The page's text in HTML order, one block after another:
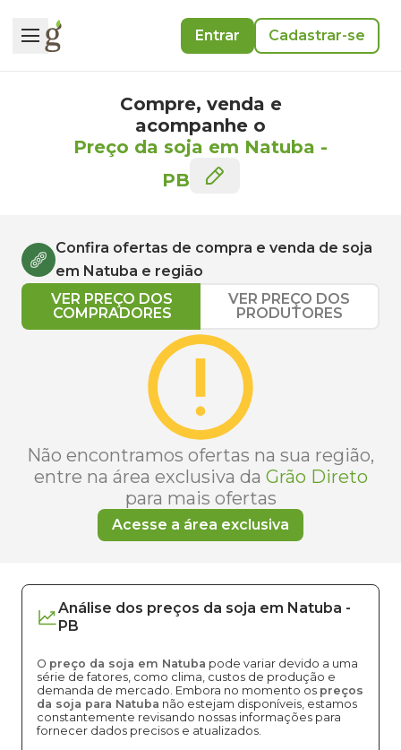
Entrar Cadastrar-se
Compre, venda e
acompanhe o
Preço da soja em Natuba -
PB
Confira ofertas de compra e venda de soja
em Natuba e região
VER PREÇO DOS
COMPRADORES
VER PREÇO DOS
PRODUTORES
Não encontramos ofertas na sua região,
entre na área exclusiva da Grão Direto
para mais ofertas
Acesse a área exclusiva
Análise dos preços da soja em Natuba -
PB
O preço da soja em Natuba pode variar devido a uma
série de fatores, como clima, custos de produção e
demanda de mercado. Embora no momento os preços
da soja para Natuba não estejam disponíveis, estamos
constantemente revisando nossas informações para
fornecer dados precisos e atualizados.